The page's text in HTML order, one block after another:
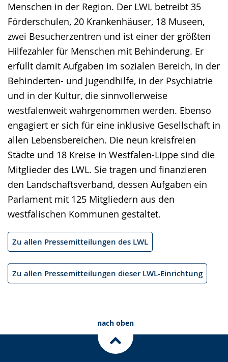
Menschen in der Region. Der LWL betreibt 35
Förderschulen, 20 Krankenhäuser, 18 Museen,
zwei Besucherzentren und ist einer der größten
Hilfezahler für Menschen mit Behinderung. Er
erfüllt damit Aufgaben im sozialen Bereich, in der
Behinderten- und Jugendhilfe, in der Psychiatrie
und in der Kultur, die sinnvollerweise
westfalenweit wahrgenommen werden. Ebenso
engagiert er sich für eine inklusive Gesellschaft in
allen Lebensbereichen. Die neun kreisfreien
Städte und 18 Kreise in Westfalen-Lippe sind die
Mitglieder des LWL. Sie tragen und finanzieren
den Landschaftsverband, dessen Aufgaben ein
Parlament mit 125 Mitgliedern aus den
westfälischen Kommunen gestaltet.
Zu allen Pressemitteilungen des LWL
Zu allen Pressemitteilungen dieser LWL-Einrichtung
nach oben